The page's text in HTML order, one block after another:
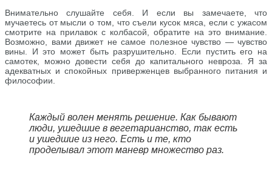
Внимательно слушайте себя. И если вы замечаете, что
мучаетесь от мысли о том, что съели кусок мяса, если с ужасом
смотрите на прилавок с колбасой, обратите на это внимание.
Возможно, вами движет не самое полезное чувство — чувство
вины. И это может быть разрушительно. Если пустить его на
самотек, можно довести себя до капитального невроза. Я за
адекватных и спокойных приверженцев выбранного питания и
философии.
Каждый волен менять решение. Как бывают
люди, ушедшие в вегетарианство, так есть
и ушедшие из него. Есть и те, кто
проделывал этот маневр множество раз.